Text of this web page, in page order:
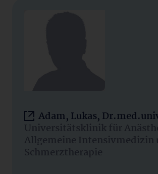
Adam, Lukas,
Universitätsklinik für
Allgemeine Intensivmedizin
Schmerztherapie